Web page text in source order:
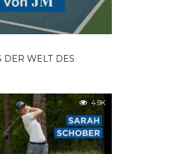
DER WELT DES
4.9K